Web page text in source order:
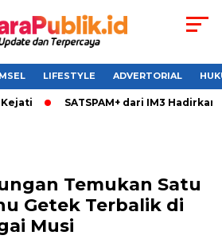
LIFESTYLE ADVERTORIAL
SATSPAM+ dari IM3 Hadirkan
Temukan Satu
Getek Terbalik di
Musi